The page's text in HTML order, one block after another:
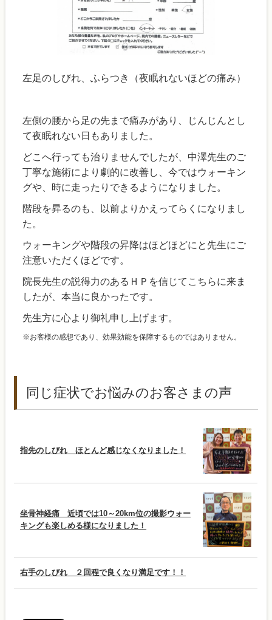
左足のしびれ、ふらつき（夜眠れないほどの痛み）
左側の腰から足の先まで痛みがあり、じんじんとし
て夜眠れない日もありました。
どこへ行っても治りませんでしたが、中澤先生のご
丁寧な施術により劇的に改善し、今ではウォーキン
グや、時に走ったりできるようになりました。
階段を昇るのも、以前よりかえってらくになりまし
た。
ウォーキングや階段の昇降はほどほどにと先生にご
注意いただくほどです。
院長先生の説得力のあるＨＰを信じてこちらに来ま
したが、本当に良かったです。
先生方に心より御礼申し上げます。
※お客様の感想であり、効果効能を保障するものではありません。
同じ症状でお悩みのお客さまの声
指先のしびれ ほとんど感じなくなりました！
坐骨神経痛 近頃では10～20km位の撮影ウォー
キングも楽しめる様になりました！
右手のしびれ ２回程で良くなり満足です！！